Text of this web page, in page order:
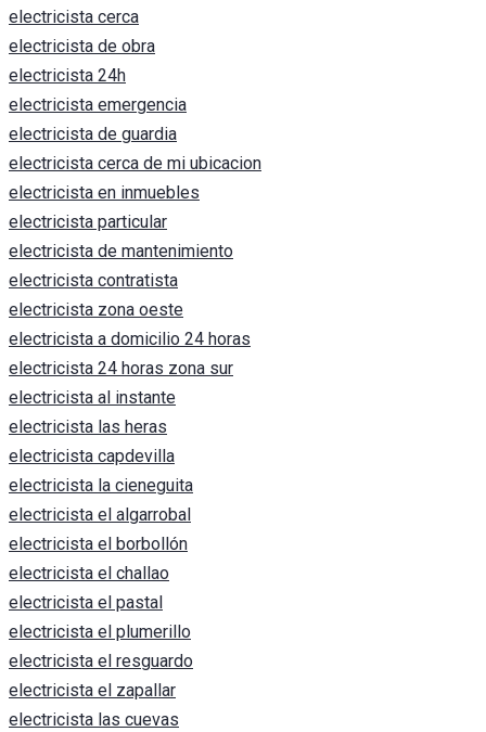
electricista cerca
electricista de obra
electricista 24h
electricista emergencia
electricista de guardia
electricista cerca de mi ubicacion
electricista en inmuebles
electricista particular
electricista de mantenimiento
electricista contratista
electricista zona oeste
electricista a domicilio 24 horas
electricista 24 horas zona sur
electricista al instante
electricista las heras
electricista capdevilla
electricista la cieneguita
electricista el algarrobal
electricista el borbollón
electricista el challao
electricista el pastal
electricista el plumerillo
electricista el resguardo
electricista el zapallar
electricista las cuevas